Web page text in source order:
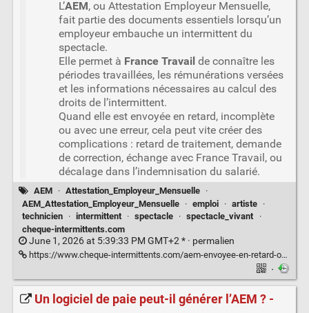
L’AEM, ou Attestation Employeur Mensuelle,
fait partie des documents essentiels lorsqu’un
employeur embauche un intermittent du
spectacle.
Elle permet à France Travail de connaître les
périodes travaillées, les rémunérations versées
et les informations nécessaires au calcul des
droits de l’intermittent.
Quand elle est envoyée en retard, incomplète
ou avec une erreur, cela peut vite créer des
complications : retard de traitement, demande
de correction, échange avec France Travail, ou
décalage dans l’indemnisation du salarié.
AEM · Attestation_Employeur_Mensuelle
·
AEM_Attestation_Employeur_Mensuelle
· emploi · artiste ·
technicien
· intermittent · spectacle · spectacle_vivant
·
cheque-intermittents.com
June 1, 2026 at 5:39:33 PM GMT+2 * · permalien
https://www.cheque-intermittents.com/aem-envoyee-en-retard-ou-incomplete/
·
Un logiciel de paie peut-il générer l’AEM ? -